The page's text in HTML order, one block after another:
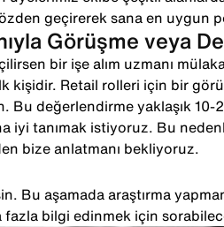
geçirerek sana en uygun
Görüşme veya
bir işe alım uzmanı
kişidir. Retail rolleri için bir
Bu değerlendirme yaklaşık
iyi tanımak istiyoruz. Bu
bize anlatmanı bekliyoruz.
Bu aşamada araştırma
fazla bilgi edinmek için